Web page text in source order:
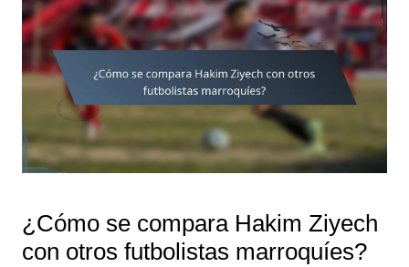
¿Cómo se compara Hakim Ziyech
con otros futbolistas marroquíes?